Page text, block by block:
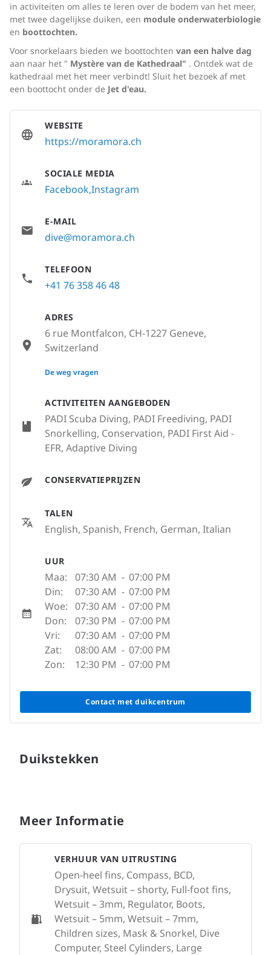
in activiteiten om alles te leren over de bodem van het meer,
met twee dagelijkse duiken, een module onderwaterbiologie
en boottochten.
Voor snorkelaars bieden we boottochten van een halve dag
aan naar het " Mystère van de Kathedraal" . Ontdek wat de
kathedraal met het meer verbindt! Sluit het bezoek af met
een boottocht onder de Jet d'eau.
ACTIVITEITEN AANGEBODEN
PADI Scuba Diving, PADI Freediving, PADI
Snorkelling, Conservation, PADI First Aid -
EFR, Adaptive Diving
CONSERVATIEPRIJZEN
TALEN
English, Spanish, French, German, Italian
UUR
Maa: 07:30 AM - 07:00 PM
Din:
07:30 AM - 07:00 PM
Woe: 07:30 AM - 07:00 PM
Don:
07:30 PM - 07:00 PM
Vri:
07:30 AM - 07:00 PM
Zat:
08:00 AM - 07:00 PM
Zon:
12:30 PM - 07:00 PM
Contact met duikcentrum
WEBSITE
https://moramora.ch
SOCIALE MEDIA
FacebookInstagram
E-MAIL
dive@moramora.ch
TELEFOON
+41 76 358 46 48
ADRES
6 rue Montfalcon, CH-1227 Geneve,
Switzerland
None
De weg vragen
Duikstekken
Meer Informatie
VERHUUR VAN UITRUSTING
Open-heel fins, Compass, BCD,
Drysuit, Wetsuit – shorty, Full-foot fins,
Wetsuit – 3mm, Regulator, Boots,
Wetsuit – 5mm, Wetsuit – 7mm,
Children sizes, Mask & Snorkel, Dive
Computer, Steel Cylinders, Large